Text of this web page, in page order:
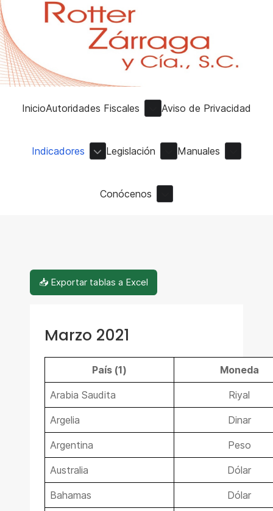
InicioAutoridades Fiscales Aviso de Privacidad
Indicadores Legislación Manuales
Conócenos
📥 Exportar tablas a Excel
Marzo 2021
País (1) Moneda
Arabia Saudita Riyal
Argelia Dinar
Argentina Peso
Australia Dólar
Bahamas Dólar